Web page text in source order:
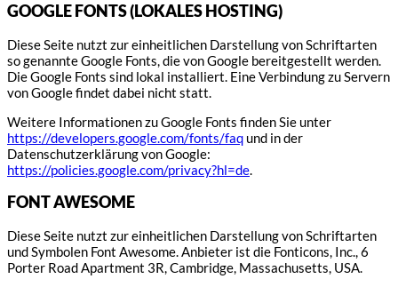
GOOGLE FONTS (LOKALES HOSTING)
Diese Seite nutzt zur einheitlichen Darstellung von Schriftarten
so genannte Google Fonts, die von Google bereitgestellt werden.
Die Google Fonts sind lokal installiert. Eine Verbindung zu Servern
von Google findet dabei nicht statt.
Weitere Informationen zu Google Fonts finden Sie unter
https://developers.google.com/fonts/faq und in der
Datenschutzerklärung von Google:
https://policies.google.com/privacy?hl=de.
FONT AWESOME
Diese Seite nutzt zur einheitlichen Darstellung von Schriftarten
und Symbolen Font Awesome. Anbieter ist die Fonticons, Inc., 6
Porter Road Apartment 3R, Cambridge, Massachusetts, USA.